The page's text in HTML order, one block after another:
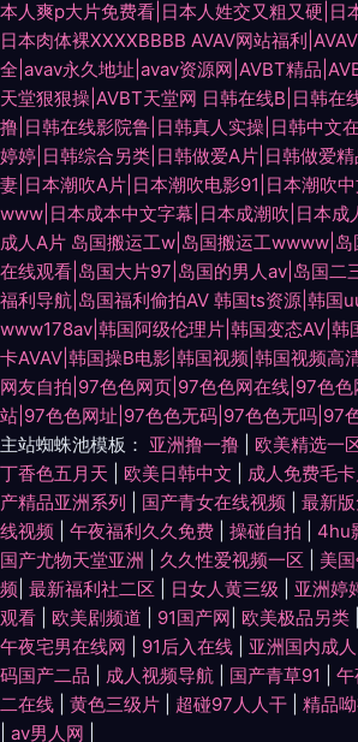
本人爽p大片免费看|日本人姓交又粗又硬|日
日本肉体裸XXXXBBBB AVAV网站福利
全|avav永久地址|avav资源网|AVBT精品
天堂狠狠操|AVBT天堂网 日韩在线B|日韩在
撸|日韩在线影院鲁|日韩真人实操|日韩中文
婷婷|日韩综合另类|日韩做爱A片|日韩做爱精
妻|日本潮吹A片|日本潮吹电影91|日本潮吹
www|日本成本中文字幕|日本成潮吹|日本成
成人A片 岛国搬运工w|岛国搬运工wwww|
在线观看|岛国大片97|岛国的男人av|岛国二
福利导航|岛国福利偷拍AV 韩国ts资源|韩国
www178av|韩国阿级伦理片|韩国变态AV|韩
卡AVAV|韩国操B电影|韩国视频|韩国视频高
网友自拍|97色色网页|97色色网在线|97色
站|97色色网址|97色色无码|97色色无吗|97
主站蜘蛛池模板： 亚洲撸一撸 欧美精选一
丁香色五月天
欧美日韩中文 成人免费毛
产精品亚洲系列
国产青女在线视频 最新
线视频
午夜福利久久免费 操碰自拍 4hu
国产尤物天堂亚洲
久久性爱视频一区 美
频 最新福利社二区 日女人黄三级 亚洲婷
观看
欧美剧频道 91国产网 欧美极品另类
午夜宅男在线网
91后入在线 亚洲国内成人
码国产二品
成人视频导航 国产青草91
二在线
黄色三级片 超碰97人人干 精品
av男人网